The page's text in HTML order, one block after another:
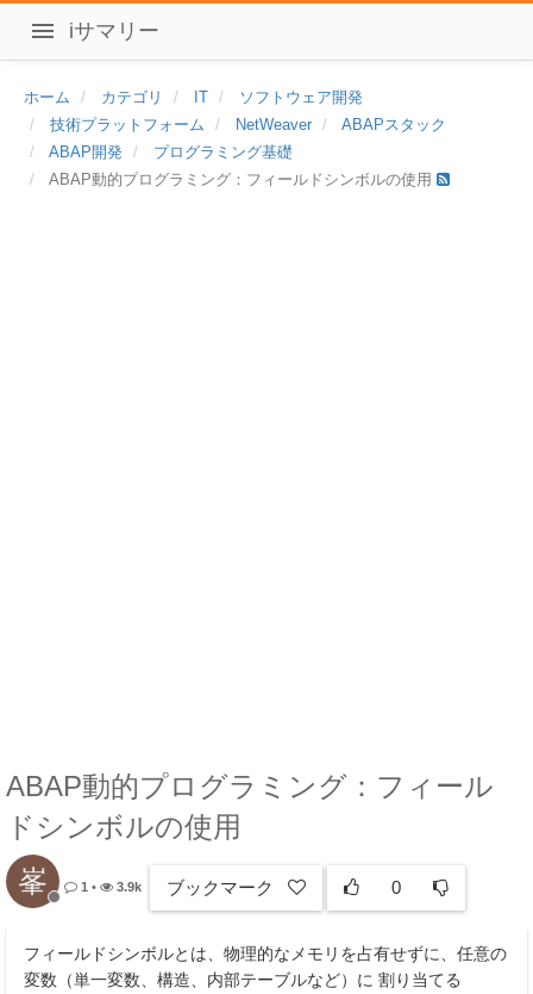
iサマリー
ホーム カテゴリ IT
ソフトウェア開発
技術プラットフォーム
NetWeaver
ABAPスタック
ABAP開発
プログラミング基礎
ABAP動的プログラミング：フィールドシンボルの使用
ABAP動的プログラミング：フィール
ドシンボルの使用
峯 1 • 3.9k ブックマーク 0
フィールドシンボルとは、物理的なメモリを占有せずに、任意の
変数（単一変数、構造、内部テーブルなど）に 割り当てる